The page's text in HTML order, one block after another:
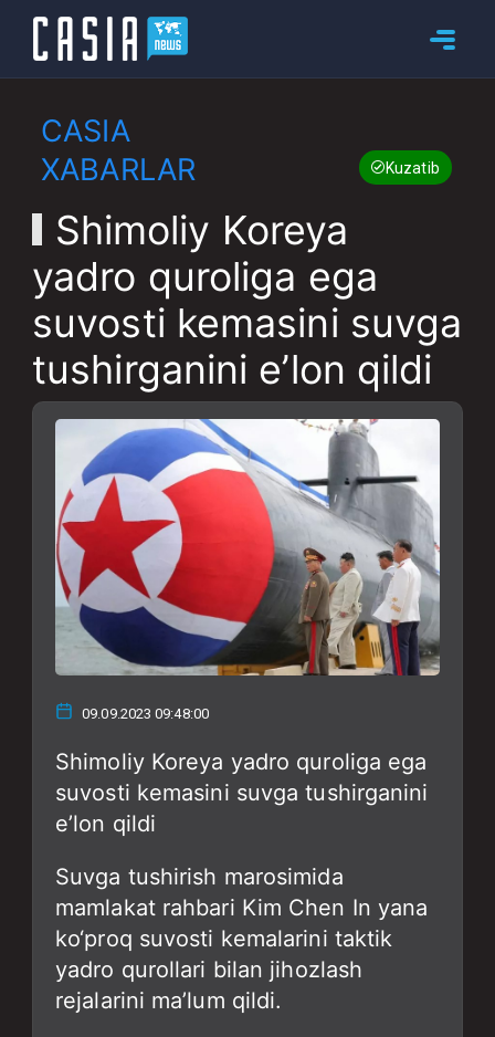
CASIA
XABARLAR
Kuzatib boring
Shimoliy Koreya
yadro quroliga ega
suvosti kemasini suvga
tushirganini e’lon qildi
09.09.2023 09:48:00
Shimoliy Koreya yadro quroliga ega
suvosti kemasini suvga tushirganini
e’lon qildi
Suvga tushirish marosimida
mamlakat rahbari Kim Chen In yana
ko‘proq suvosti kemalarini taktik
yadro qurollari bilan jihozlash
rejalarini ma’lum qildi.